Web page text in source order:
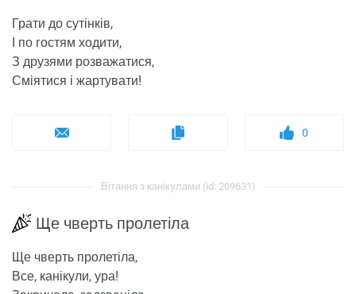
Грати до сутінків,
І по гостям ходити,
З друзями розважатися,
Сміятися і жартувати!
0
Вітання з канікулами (id: 209631)
Ще чверть пролетіла
Ще чверть пролетіла,
Все, канікули, ура!